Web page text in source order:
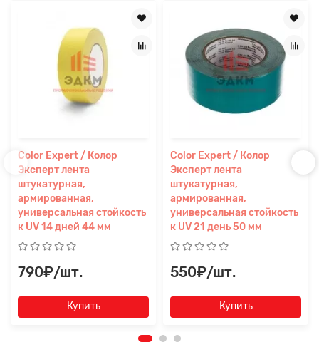
Color Expert / Колор
Эксперт лента
штукатурная,
армированная,
универсальная стойкость
к UV 14 дней 44 мм
790₽/шт.
Купить
Color Expert / Колор
Эксперт лента
штукатурная,
армированная,
универсальная стойкость
к UV 21 день 50 мм
550₽/шт.
Купить